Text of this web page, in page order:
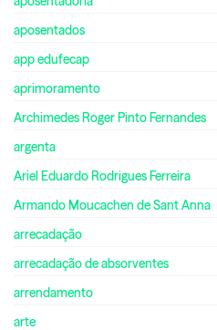
aposentados
app edufecap
aprimoramento
Archimedes Roger Pinto Fernandes
argenta
Ariel Eduardo Rodrigues Ferreira
Armando Moucachen de Sant Anna
arrecadação
arrecadação de absorventes
arrendamento
arte